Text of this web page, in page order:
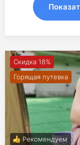
Скидка 18%
Горящая путевка
Рекомендуем